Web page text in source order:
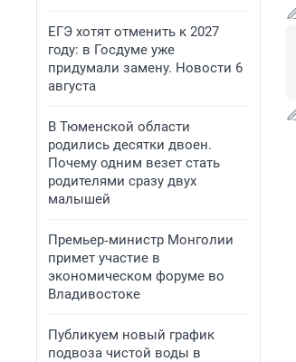
ЕГЭ хотят отменить к 2027
году: в Госдуме уже
придумали замену. Новости 6
августа
В Тюменской области
родились десятки двоен.
Почему одним везет стать
родителями сразу двух
малышей
Премьер‑министр Монголии
примет участие в
экономическом форуме во
Владивостоке
Публикуем новый график
подвоза чистой воды в